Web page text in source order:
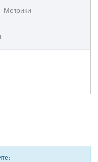
Метрики